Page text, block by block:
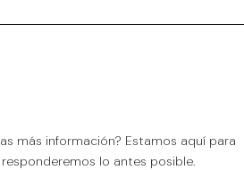
más información? Estamos aquí para
lo antes posible.